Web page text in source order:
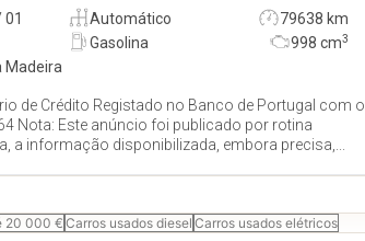
01 Automático
79638 km
Gasolina 998 cm3
Madeira
de Crédito Registado no Banco de Portugal com o
Nota: Este anúncio foi publicado por rotina
a informação disponibilizada, embora precisa,...
20 000 € Carros usados diesel Carros usados elétricos